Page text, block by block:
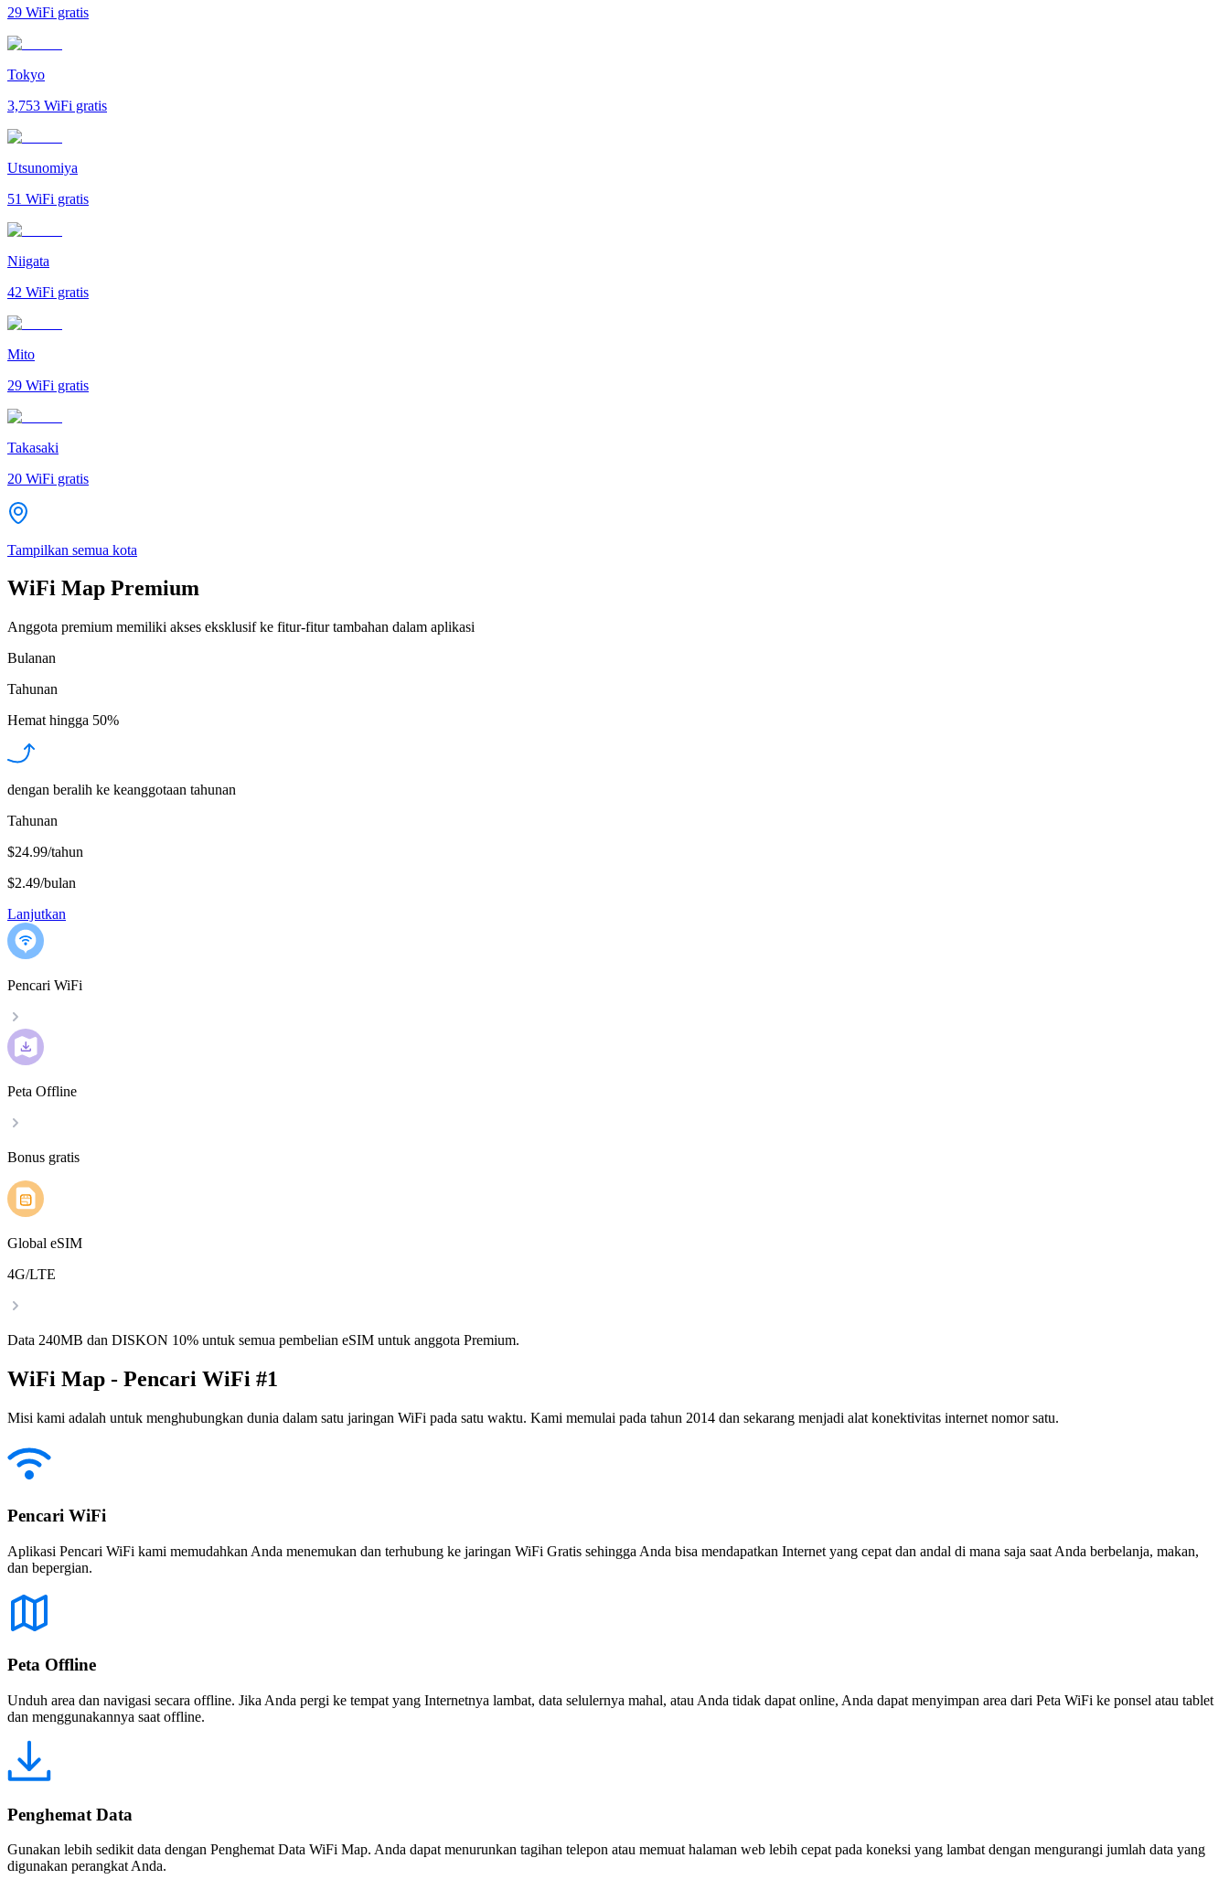
29 WiFi gratis
Tokyo
3,753 WiFi gratis
Utsunomiya
51 WiFi gratis
Niigata
42 WiFi gratis
Mito
29 WiFi gratis
Takasaki
20 WiFi gratis
Tampilkan semua kota
WiFi Map Premium
Anggota premium memiliki akses eksklusif ke fitur-fitur tambahan dalam aplikasi
Bulanan
Tahunan
Hemat hingga 50%
dengan beralih ke keanggotaan tahunan
Tahunan
$24.99/tahun
$2.49/bulan
Lanjutkan
Pencari WiFi
Peta Offline
Bonus gratis
Global eSIM
4G/LTE
Data 240MB dan DISKON 10% untuk semua pembelian eSIM untuk anggota Premium.
WiFi Map - Pencari WiFi #1
Misi kami adalah untuk menghubungkan dunia dalam satu jaringan WiFi pada satu waktu. Kami memulai pada tahun 2014 dan sekarang menjadi alat konektivitas internet nomor satu.
Pencari WiFi
Aplikasi Pencari WiFi kami memudahkan Anda menemukan dan terhubung ke jaringan WiFi Gratis sehingga Anda bisa mendapatkan Internet yang cepat dan andal di mana saja saat Anda berbelanja, makan,
dan bepergian.
Peta Offline
Unduh area dan navigasi secara offline. Jika Anda pergi ke tempat yang Internetnya lambat, data selulernya mahal, atau Anda tidak dapat online, Anda dapat menyimpan area dari Peta WiFi ke ponsel atau tablet
dan menggunakannya saat offline.
Penghemat Data
Gunakan lebih sedikit data dengan Penghemat Data WiFi Map. Anda dapat menurunkan tagihan telepon atau memuat halaman web lebih cepat pada koneksi yang lambat dengan mengurangi jumlah data yang
digunakan perangkat Anda.